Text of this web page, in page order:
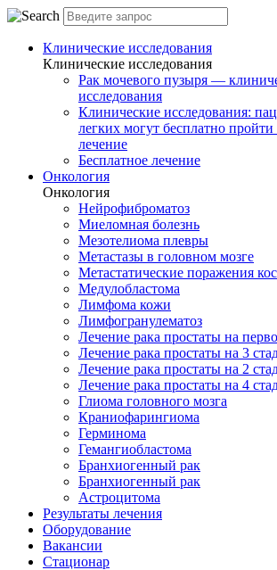
Клинические исследования
Клинические исследования
Рак мочевого пузыря —
исследования
Клинические исследования:
легких могут бесплатно пройти
лечение
Бесплатное лечение
Онкология
Онкология
Нейрофиброматоз
Миеломная болезнь
Мезотелиома плевры
Метастазы в головном мозге
Метастатические поражения
Медулобластома
Лимфома кожи
Лимфогранулематоз
Лечение рака простаты на
Лечение рака простаты на 3
Лечение рака простаты на 2
Лечение рака простаты на 4
Глиома головного мозга
Краниофарингиома
Герминома
Гемангиобластома
Бранхиогенный рак
Бранхиогенный рак
Астроцитома
Результаты лечения
Оборудование
Вакансии
Стационар